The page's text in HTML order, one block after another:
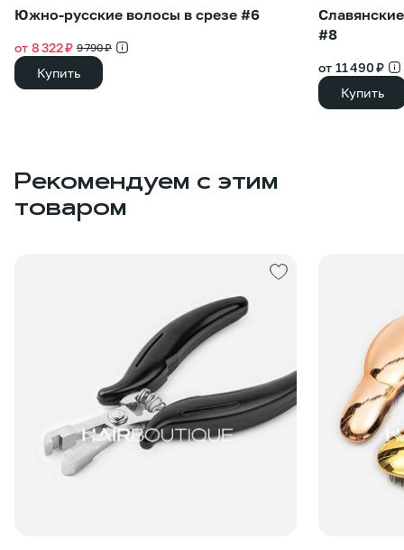
Южно-русские волосы в срезе #6
от 8 322 ₽ 9 790 ₽
Купить
#8
от 11 490 ₽
Купить
Рекомендуем с этим
товаром